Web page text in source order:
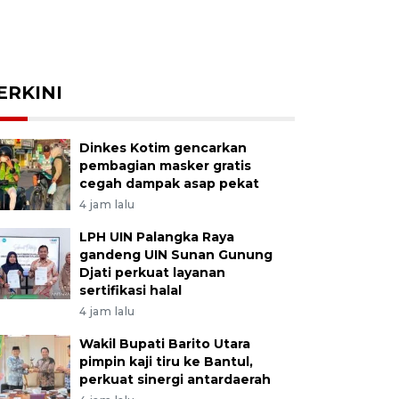
Dinkes Kotim gencarkan
pembagian masker gratis
cegah dampak asap pekat
4 jam lalu
LPH UIN Palangka Raya
gandeng UIN Sunan Gunung
Djati perkuat layanan
sertifikasi halal
4 jam lalu
Wakil Bupati Barito Utara
pimpin kaji tiru ke Bantul,
perkuat sinergi antardaerah